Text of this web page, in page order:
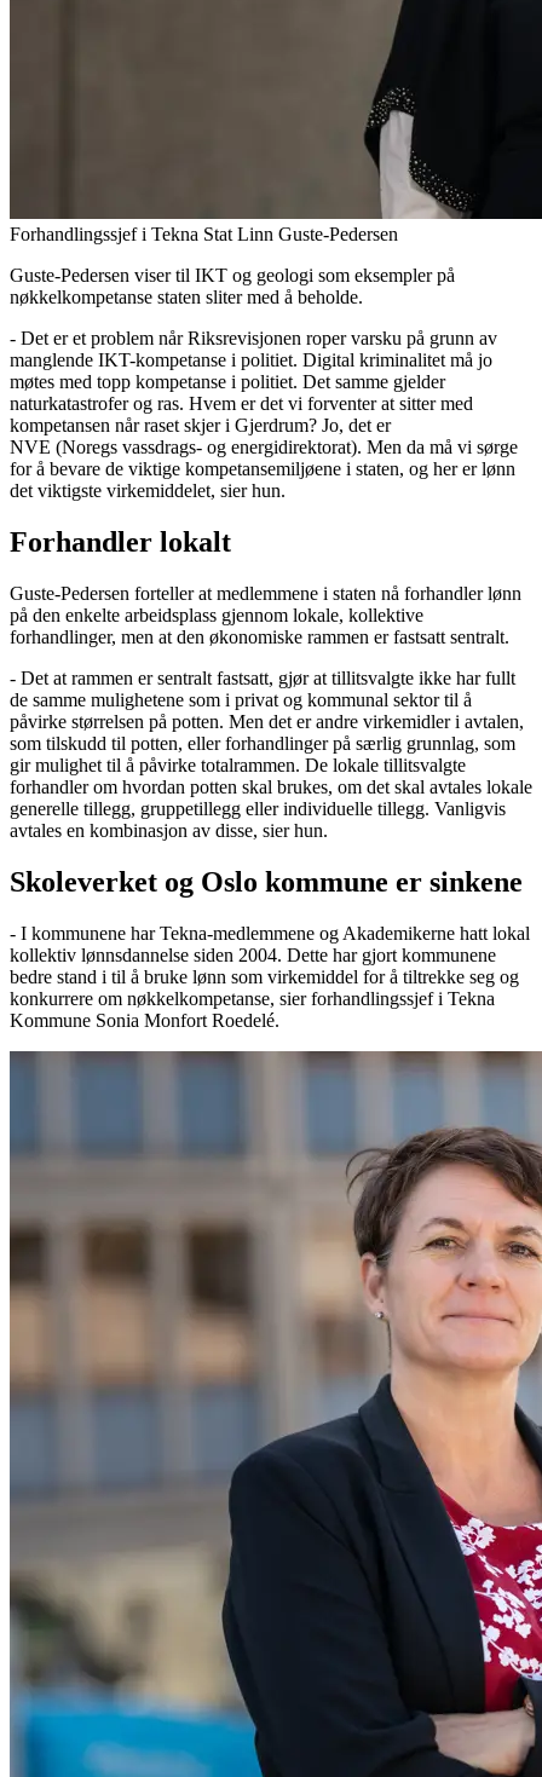
Forhandlingssjef i Tekna Stat Linn Guste-Pedersen
Guste-Pedersen viser til IKT og geologi som eksempler på
nøkkelkompetanse staten sliter med å beholde.
- Det er et problem når Riksrevisjonen roper varsku på grunn av
manglende IKT-kompetanse i politiet. Digital kriminalitet må jo
møtes med topp kompetanse i politiet. Det samme gjelder
naturkatastrofer og ras. Hvem er det vi forventer at sitter med
kompetansen når raset skjer i Gjerdrum? Jo, det er
NVE (Noregs vassdrags- og energidirektorat). Men da må vi sørge
for å bevare de viktige kompetansemiljøene i staten, og her er lønn
det viktigste virkemiddelet, sier hun.
Forhandler lokalt
Guste-Pedersen forteller at medlemmene i staten nå forhandler lønn
på den enkelte arbeidsplass gjennom lokale, kollektive
forhandlinger, men at den økonomiske rammen er fastsatt sentralt.
- Det at rammen er sentralt fastsatt, gjør at tillitsvalgte ikke har fullt
de samme mulighetene som i privat og kommunal sektor til å
påvirke størrelsen på potten. Men det er andre virkemidler i avtalen,
som tilskudd til potten, eller forhandlinger på særlig grunnlag, som
gir mulighet til å påvirke totalrammen. De lokale tillitsvalgte
forhandler om hvordan potten skal brukes, om det skal avtales lokale
generelle tillegg, gruppetillegg eller individuelle tillegg. Vanligvis
avtales en kombinasjon av disse, sier hun.
Skoleverket og Oslo kommune er sinkene
- I kommunene har Tekna-medlemmene og Akademikerne hatt lokal
kollektiv lønnsdannelse siden 2004. Dette har gjort kommunene
bedre stand i til å bruke lønn som virkemiddel for å tiltrekke seg og
konkurrere om nøkkelkompetanse, sier forhandlingssjef i Tekna
Kommune Sonia Monfort Roedelé.